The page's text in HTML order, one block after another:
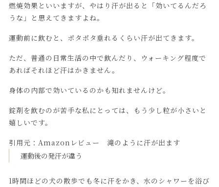
燃焼効果といいますが、やはり汗が出ると「効いてるんだろ
うな」と思えてきますよね。
運動前に飲むと、ポタポタ垂れるくらい汗が出てきます。
ただ、普通の日常生活の中で飲んだり、ウォーキング程度で
あればそれほど汗はかきません。
身体の内部で効いているのかも知れませんけど。
錠剤を飲むのが苦手な私にとっては、もう少し粒が小さいと
嬉しいです。
引用元： Amazonレビュー 滝のように汗が出ます
運動後の発汗が違う
1時間ほどの犬の散歩でも冬に汗をかき、水のシャワーを浴び